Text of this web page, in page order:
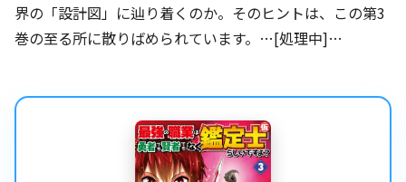
界の「設計図」に辿り着くのか。そのヒントは、この第3
巻の至る所に散りばめられています。…[処理中]…